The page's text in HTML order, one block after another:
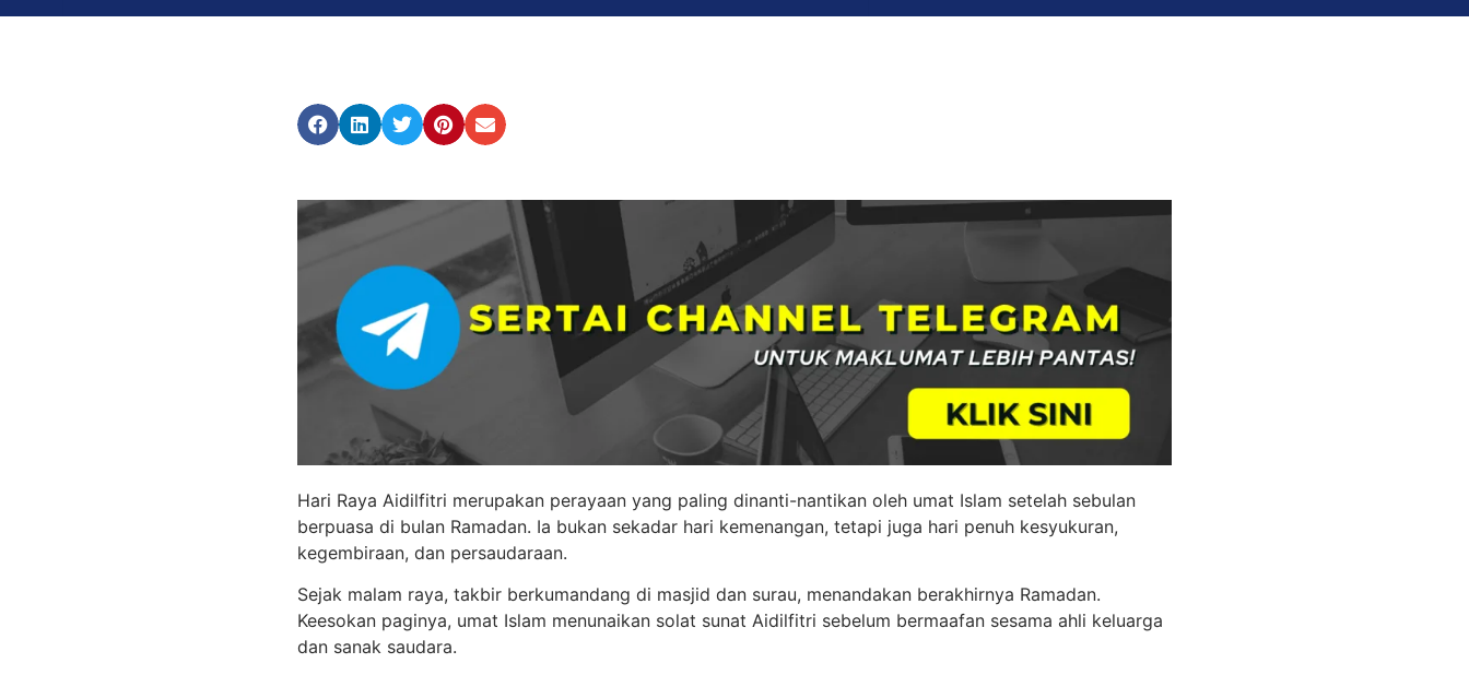
Hari Raya Aidilfitri merupakan perayaan yang paling dinanti-nantikan oleh umat Islam setelah sebulan
berpuasa di bulan Ramadan. Ia bukan sekadar hari kemenangan, tetapi juga hari penuh kesyukuran,
kegembiraan, dan persaudaraan.
Sejak malam raya, takbir berkumandang di masjid dan surau, menandakan berakhirnya Ramadan.
Keesokan paginya, umat Islam menunaikan solat sunat Aidilfitri sebelum bermaafan sesama ahli keluarga
dan sanak saudara.